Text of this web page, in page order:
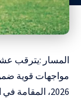
المسار :يترقب
2026، المقامة في الولايات المتحدة الأمريكية وكندا والمكسيك.